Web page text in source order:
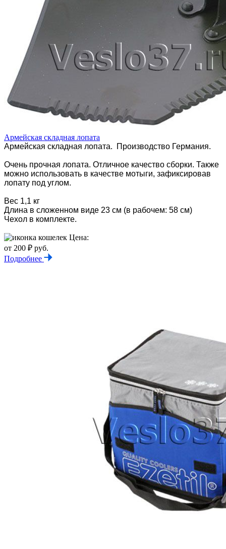
Армейская складная лопата
Армейская складная лопата. Производство Германия.
Очень прочная лопата. Отличное качество сборки. Также
можно использовать в качестве мотыги, зафиксировав
лопату под углом.
Вес 1,1 кг
Длина в сложенном виде 23 см (в рабочем: 58 см)
Чехол в комплекте.
Цена:
от 200 ₽ руб.
Подробнее